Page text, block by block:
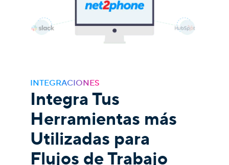
INTEGRACIONES
Integra Tus
Herramientas más
Utilizadas para
Flujos de Trabajo